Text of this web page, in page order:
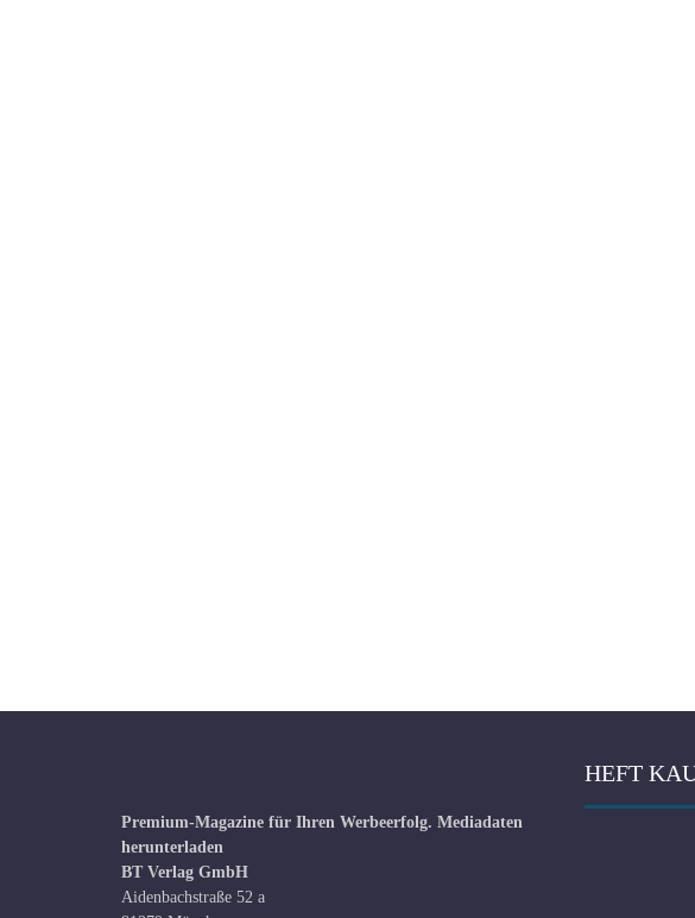
Premium-Magazine für Ihren Werbeerfolg. Mediadaten
herunterladen
BT Verlag GmbH
Aidenbachstraße 52 a
HEFT